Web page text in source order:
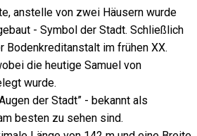
anstelle von zwei Häusern wurde
- Symbol der Stadt. Schließlich
Bodenkreditanstalt im frühen XX.
die heutige Samuel von
wurde.
der Stadt” - bekannt als
besten zu sehen sind.